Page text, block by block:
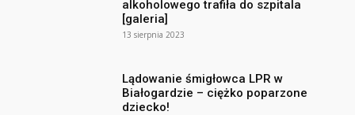
alkoholowego trafiła do szpitala
[galeria]
13 sierpnia 2023
Lądowanie śmigłowca LPR w
Białogardzie – ciężko poparzone
dziecko!